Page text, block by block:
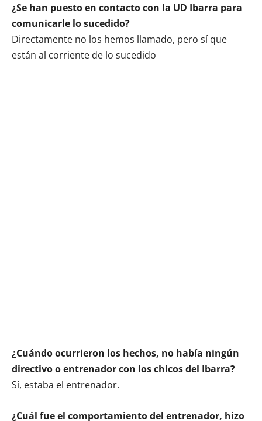
¿Se han puesto en contacto con la UD Ibarra para
comunicarle lo sucedido?
Directamente no los hemos llamado, pero sí que
están al corriente de lo sucedido
¿Cuándo ocurrieron los hechos, no había ningún
directivo o entrenador con los chicos del Ibarra?
Sí, estaba el entrenador.
¿Cuál fue el comportamiento del entrenador, hizo